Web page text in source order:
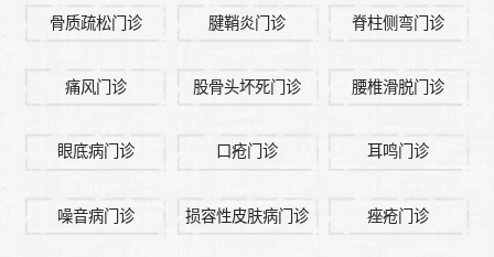
骨质疏松门诊 腱鞘炎门诊 脊柱侧弯门诊
痛风门诊 股骨头坏死门诊 腰椎滑脱门诊
眼底病门诊 口疮门诊 耳鸣门诊
噪音病门诊 损容性皮肤病门诊 痤疮门诊